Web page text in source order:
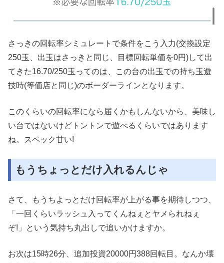
さっきの回転率シミュレートで条件をこう入力(交換設定
250玉、出玉はさっきと同じ、目標回転単価を0円)して出
てきた16.70/250玉ってのは、この台の出玉での持ち玉遊
技時(等価店と同じ)のボーダーラインとなります。
このくらいの回転率になら届くかもしんないから、美味し
い台ではないけどトントンで遊べるくらいではあります
ね。スペック甘い!
もうちょっとだけ入れるんじゃ
さて、もうちよっとだけ回転率が上がる事を期待しつつ、
「一回くらいラッシュ入ってくんねぇとヤメられねぇ
ぞ!」という気持ち丸出しで追いかけますか。
お次は15時26分、追加投資20000円388回転目。なんか壊